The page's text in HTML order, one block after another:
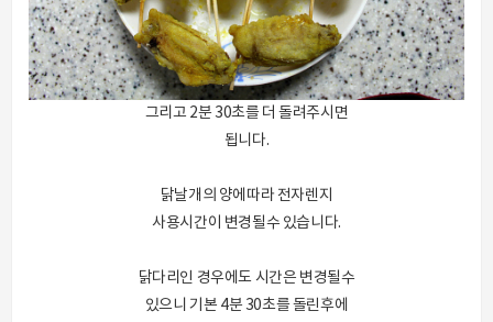
그리고 2분 30초를 더 돌려주시면
됩니다.
닭날개의 양에따라 전자렌지
사용시간이 변경될수 있습니다.
닭다리인 경우에도 시간은 변경될수
있으니 기본 4분 30초를 돌린후에